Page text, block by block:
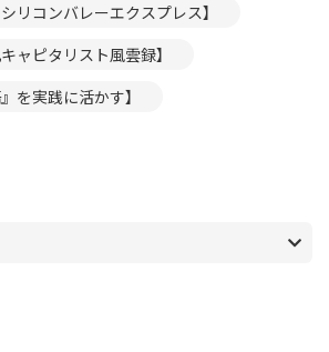
リコンバレーエクスプレス】
ャピタリスト風雲録】
を実践に活かす】